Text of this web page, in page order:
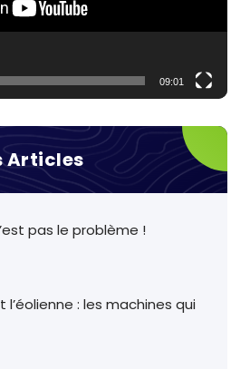
09:01
Articles
pas le problème !
l’éolienne : les machines qui